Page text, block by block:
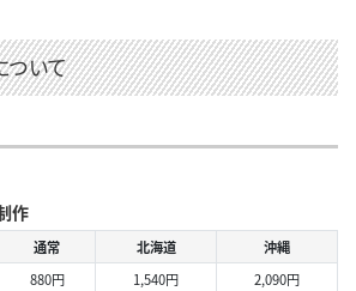
ついて
作
通常 北海道
沖縄
880円 1,540円
2,090円